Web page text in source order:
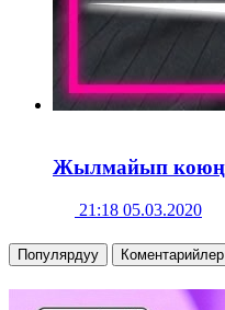
Жылмайып
21:18 05.03.2020
Популярдуу Коментарийлер